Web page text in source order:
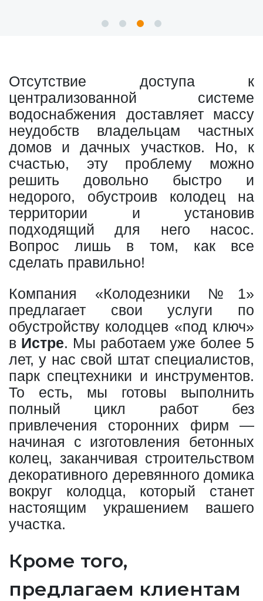
Отсутствие доступа к
централизованной системе
водоснабжения доставляет массу
неудобств владельцам частных
домов и дачных участков. Но, к
счастью, эту проблему можно
решить довольно быстро и
недорого, обустроив колодец на
территории и установив
подходящий для него насос.
Вопрос лишь в том, как все
сделать правильно!
Компания «Колодезники №1»
предлагает свои услуги по
обустройству колодцев «под ключ»
в Истре. Мы работаем уже более 5
лет, у нас свой штат специалистов,
парк спецтехники и инструментов.
То есть, мы готовы выполнить
полный цикл работ без
привлечения сторонних фирм —
начиная с изготовления бетонных
колец, заканчивая строительством
декоративного деревянного домика
вокруг колодца, который станет
настоящим украшением вашего
участка.
Кроме того,
предлагаем клиентам